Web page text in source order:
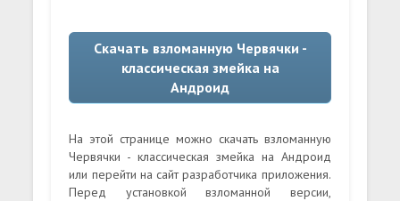
Скачать взломанную Червячки -
классическая змейка на
Андроид
На этой странице можно скачать взломанную
Червячки - классическая змейка на Андроид
или перейти на сайт разработчика приложения.
Перед установкой взломанной версии,